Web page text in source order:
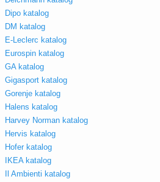
Dipo katalog
DM katalog
E-Leclerc katalog
Eurospin katalog
GA katalog
Gigasport katalog
Gorenje katalog
Halens katalog
Harvey Norman katalog
Hervis katalog
Hofer katalog
IKEA katalog
Il Ambienti katalog